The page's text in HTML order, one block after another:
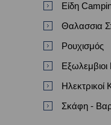
Είδη
Θαλασσια
Ρουχισμός
Εξωλεμβιοι
Ηλεκτρικοί
Σκάφη -